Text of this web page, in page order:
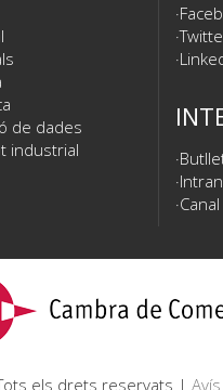
de dades
industrial
els drets reservats |